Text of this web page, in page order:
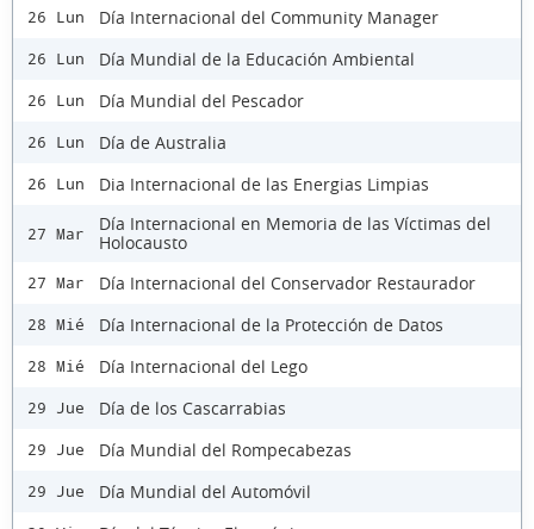
26 Lun Día Internacional del Community Manager
26 Lun Día Mundial de la Educación Ambiental
26 Lun Día Mundial del Pescador
26 Lun Día de Australia
26 Lun Dia Internacional de las Energias Limpias
27 Mar
Día Internacional en Memoria de las Víctimas del
Holocausto
27 Mar Día Internacional del Conservador Restaurador
28 Mié Día Internacional de la Protección de Datos
28 Mié Día Internacional del Lego
29 Jue Día de los Cascarrabias
29 Jue Día Mundial del Rompecabezas
29 Jue Día Mundial del Automóvil